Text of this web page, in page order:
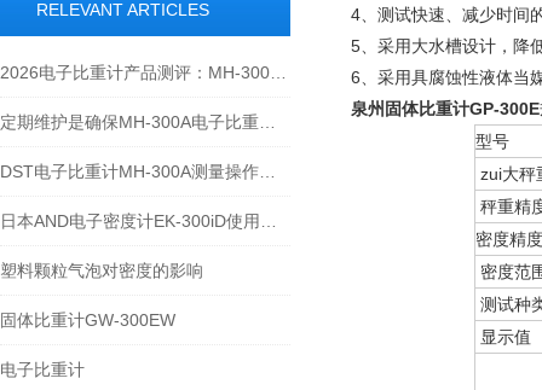
RELEVANT ARTICLES
塑料颗粒气泡对密度的影响
固体比重计GW-300EW
电子比重计
4、测试快速、减少时间
5、采用大水槽设计，降
6、采用具腐蚀性液体当
泉州固体比重计GP-300E
型号
zui大秤
秤重精
密度精度
密度范
测试种
显示值